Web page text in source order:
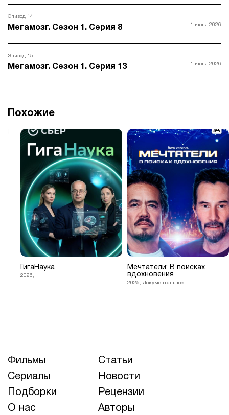
Эпизод 14
Мегамозг. Сезон 1. Серия 8 1 июля 2026
Эпизод 15
Мегамозг. Сезон 1. Серия 13 1 июля 2026
Похожие
ГигаНаука
2026,
Мечтатели: В поисках
вдохновения
2025, Документальное
Фильмы
Статьи
Сериалы
Новости
Подборки
Рецензии
О нас
Авторы